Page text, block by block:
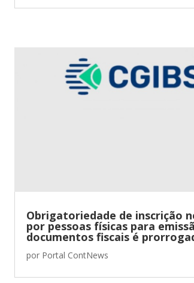
Obrigatoriedade de inscrição
por pessoas físicas para
documentos fiscais é
por Portal ContNews